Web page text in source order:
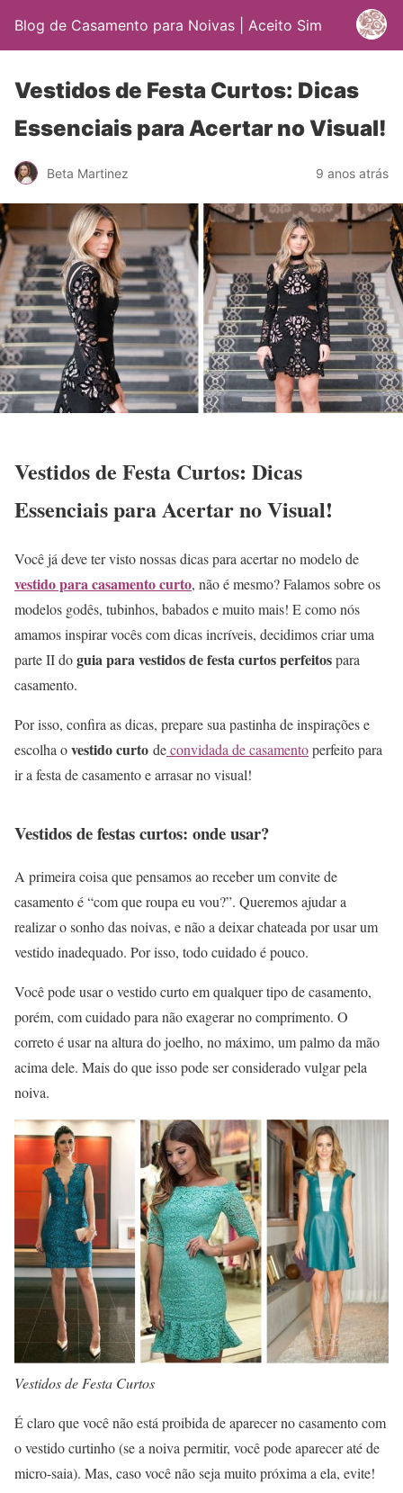
Blog de Casamento para Noivas | Aceito Sim
Vestidos de Festa Curtos: Dicas
Essenciais para Acertar no Visual!
Beta Martinez 9 anos atrás
Vestidos de Festa Curtos: Dicas
Essenciais para Acertar no Visual!
Você já deve ter visto nossas dicas para acertar no modelo de
vestido para casamento curto, não é mesmo? Falamos sobre os
modelos godês, tubinhos, babados e muito mais! E como nós
amamos inspirar vocês com dicas incríveis, decidimos criar uma
parte II doguia para vestidos de festa curtos perfeitospara
casamento.
Por isso, confira as dicas, prepare sua pastinha de inspirações e
escolha ovestido curto deconvidada de casamentoperfeito para
ir a festa de casamento e arrasar no visual!
Vestidos de festas curtos: onde usar?
A primeira coisa que pensamos ao receber um convite de
casamento é “com que roupa eu vou?”. Queremos ajudar a
realizar o sonho das noivas, e não a deixar chateada por usar um
vestido inadequado. Por isso, todo cuidado é pouco.
Você pode usar o vestido curto em qualquer tipo de casamento,
porém, com cuidado para não exagerar no comprimento. O
correto é usar na altura do joelho, no máximo, um palmo da mão
acima dele. Mais do que isso pode ser considerado vulgar pela
noiva.
Vestidos de Festa Curtos
É claro que você não está proibida de aparecer no casamento com
o vestido curtinho (se a noiva permitir, você pode aparecer até de
micro-saia). Mas, caso você não seja muito próxima a ela, evite!